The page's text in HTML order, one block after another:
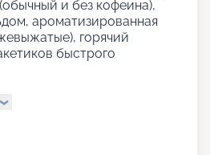
и без кофеина),
ароматизированная
горячий
быстрого